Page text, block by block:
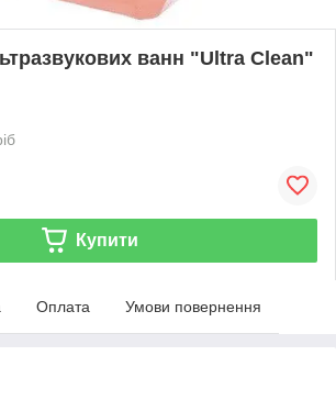
ванн "Ultra Clean"
Купити
Оплата Умови повернення